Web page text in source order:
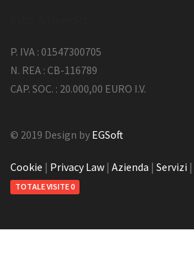
P. IVA : 01547300705
N. REA : CB-116789
CAP. SOC. : 20.000,00 EURO I.V.
© 2019 Design by EGSoft
Cookie | Privacy Law | Azienda | Servizi |
TOTALE VISITE 0